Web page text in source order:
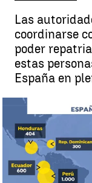
Las
coordinarse
poder
estas
España en
Miles de